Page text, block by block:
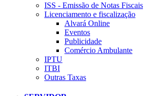
ISS - Emissão de Notas Fiscais
Licenciamento e fiscalização
Alvará Online
Eventos
Publicidade
Comércio Ambulante
IPTU
ITBI
Outras Taxas